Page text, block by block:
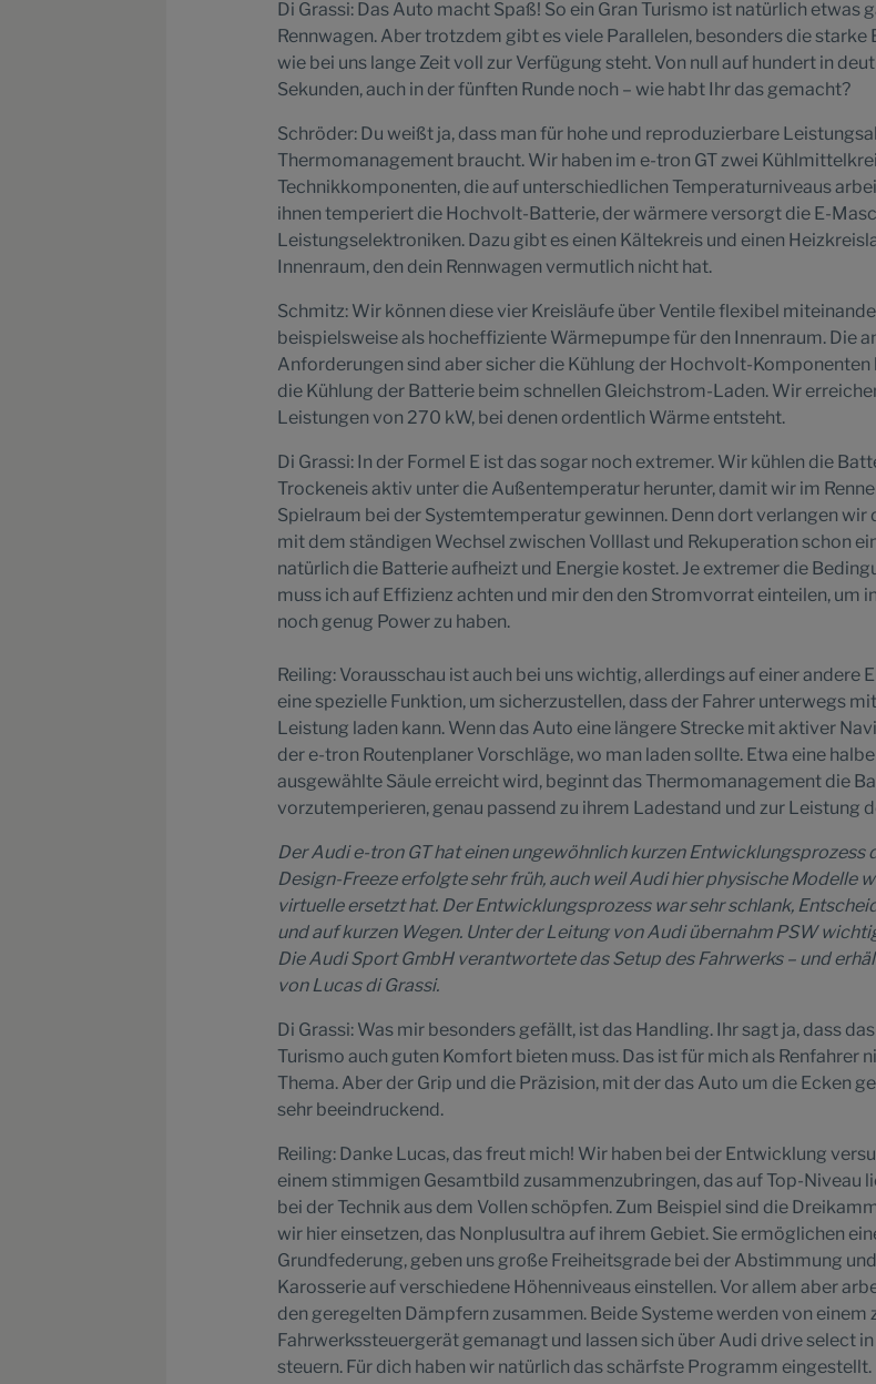
Di Grassi: Das Auto macht Spaß! So ein Gran Turismo ist natürlich etwas
Rennwagen. Aber trotzdem gibt es viele Parallelen, besonders die starke
wie bei uns lange Zeit voll zur Verfügung steht. Von null auf hundert in
Sekunden, auch in der fünften Runde noch – wie habt Ihr das gemacht?
Schröder: Du weißt ja, dass man für hohe und reproduzierbare
Thermomanagement braucht. Wir haben im e-tron GT zwei
Technikkomponenten, die auf unterschiedlichen Temperaturniveaus
ihnen temperiert die Hochvolt-Batterie, der wärmere versorgt die E-
Leistungselektroniken. Dazu gibt es einen Kältekreis und einen
Innenraum, den dein Rennwagen vermutlich nicht hat.
Schmitz: Wir können diese vier Kreisläufe über Ventile flexibel
beispielsweise als hocheffiziente Wärmepumpe für den Innenraum. Die
Anforderungen sind aber sicher die Kühlung der Hochvolt-Komponenten
die Kühlung der Batterie beim schnellen Gleichstrom-Laden. Wir
Leistungen von 270 kW, bei denen ordentlich Wärme entsteht.
Di Grassi: In der Formel E ist das sogar noch extremer. Wir kühlen die
Trockeneis aktiv unter die Außentemperatur herunter, damit wir im
Spielraum bei der Systemtemperatur gewinnen. Denn dort verlangen
mit dem ständigen Wechsel zwischen Volllast und Rekuperation schon
natürlich die Batterie aufheizt und Energie kostet. Je extremer die
muss ich auf Effizienz achten und mir den den Stromvorrat einteilen, um
noch genug Power zu haben.
Reiling: Vorausschau ist auch bei uns wichtig, allerdings auf einer andere
eine spezielle Funktion, um sicherzustellen, dass der Fahrer unterwegs
Leistung laden kann. Wenn das Auto eine längere Strecke mit aktiver
der e-tron Routenplaner Vorschläge, wo man laden sollte. Etwa eine
ausgewählte Säule erreicht wird, beginnt das Thermomanagement die
vorzutemperieren, genau passend zu ihrem Ladestand und zur Leistung
Der Audi e-tron GT hat einen ungewöhnlich kurzen Entwicklungsprozess
Design-Freeze erfolgte sehr früh, auch weil Audi hier physische Modelle
virtuelle ersetzt hat. Der Entwicklungsprozess war sehr schlank,
und auf kurzen Wegen. Unter der Leitung von Audi übernahm PSW
Die Audi Sport GmbH verantwortete das Setup des Fahrwerks – und
von Lucas di Grassi.
Di Grassi: Was mir besonders gefällt, ist das Handling. Ihr sagt ja, dass
Turismo auch guten Komfort bieten muss. Das ist für mich als Renfahrer
Thema. Aber der Grip und die Präzision, mit der das Auto um die Ecken
sehr beeindruckend.
Reiling: Danke Lucas, das freut mich! Wir haben bei der Entwicklung
einem stimmigen Gesamtbild zusammenzubringen, das auf Top-Niveau
bei der Technik aus dem Vollen schöpfen. Zum Beispiel sind die
wir hier einsetzen, das Nonplusultra auf ihrem Gebiet. Sie ermöglichen
Grundfederung, geben uns große Freiheitsgrade bei der Abstimmung
Karosserie auf verschiedene Höhenniveaus einstellen. Vor allem aber
den geregelten Dämpfern zusammen. Beide Systeme werden von einem
Fahrwerkssteuergerät gemanagt und lassen sich über Audi drive select
steuern. Für dich haben wir natürlich das schärfste Programm eingestellt.